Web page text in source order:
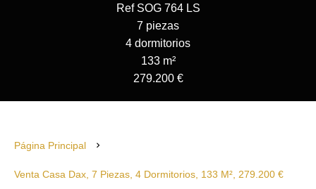
Ref SOG 764 LS
7 piezas
4 dormitorios
133 m²
279.200 €
Página Principal
Venta Casa Dax, 7 Piezas, 4 Dormitorios, 133 M², 279.200 €